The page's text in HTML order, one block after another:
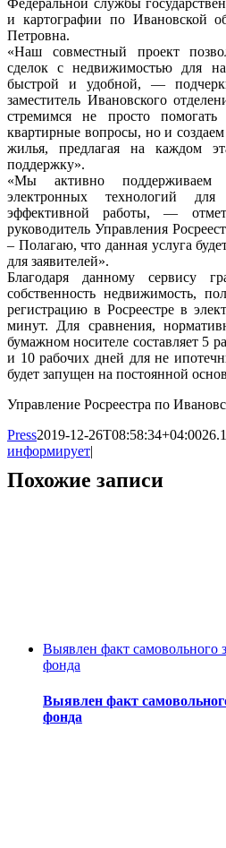
Федеральной службы
и картографии по Ивановской
Петровна.
«Наш совместный проект
сделок с недвижимостью для
быстрой и удобной, —
заместитель Ивановского
стремимся не просто
квартирные вопросы, но и
жилья, предлагая на каждом
поддержку».
«Мы активно поддерживаем
электронных технологий
эффективной работы, —
руководитель Управления
– Полагаю, что данная услуга
для заявителей».
Благодаря данному сервису
собственность недвижимость,
регистрацию в Росреестре в
минут. Для сравнения,
бумажном носителе составляет 5
и 10 рабочих дней для не
будет запущен на постоянной
Управление Росреестра по
Press2019-12-26T08:58:34+04:00
информирует|
Похожие записи
Выявлен факт самовольного
фонда
Выявлен факт
фонда